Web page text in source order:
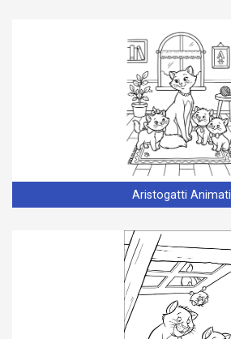
Aristogatti Animati